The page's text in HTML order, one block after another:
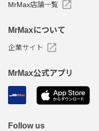
MrMax店舗一覧
MrMaxについて
企業サイト
MrMax公式アプリ
Follow us